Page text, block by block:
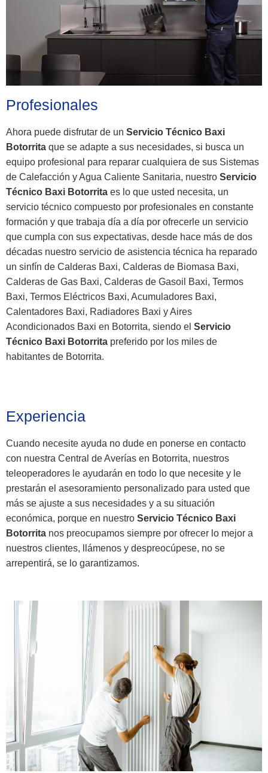
Profesionales
Ahora puede disfrutar de un Servicio Técnico Baxi
Botorrita que se adapte a sus necesidades, si busca un
equipo profesional para reparar cualquiera de sus Sistemas
de Calefacción y Agua Caliente Sanitaria, nuestro Servicio
Técnico Baxi Botorrita es lo que usted necesita, un
servicio técnico compuesto por profesionales en constante
formación y que trabaja día a día por ofrecerle un servicio
que cumpla con sus expectativas, desde hace más de dos
décadas nuestro servicio de asistencia técnica ha reparado
un sinfín de Calderas Baxi, Calderas de Biomasa Baxi,
Calderas de Gas Baxi, Calderas de Gasoil Baxi, Termos
Baxi, Termos Eléctricos Baxi, Acumuladores Baxi,
Calentadores Baxi, Radiadores Baxi y Aires
Acondicionados Baxi en Botorrita, siendo el Servicio
Técnico Baxi Botorrita preferido por los miles de
habitantes de Botorrita.
Experiencia
Cuando necesite ayuda no dude en ponerse en contacto
con nuestra Central de Averías en Botorrita, nuestros
teleoperadores le ayudarán en todo lo que necesite y le
prestarán el asesoramiento personalizado para usted que
más se ajuste a sus necesidades y a su situación
económica, porque en nuestro Servicio Técnico Baxi
Botorrita nos preocupamos siempre por ofrecer lo mejor a
nuestros clientes, llámenos y despreocúpese, no se
arrepentirá, se lo garantizamos.